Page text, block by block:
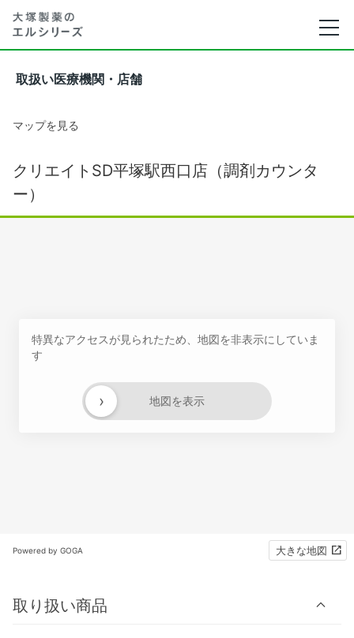
取扱い医療機関・店舗
マップを見る
クリエイトSD平塚駅西口店（調剤カウンタ
ー）
特異なアクセスが見られたため、地図を非表示にしていま
す
地図を表示
›
Powered by GOGA 大きな地図
取り扱い商品